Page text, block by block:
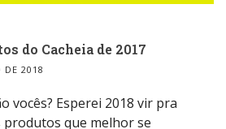
do Cacheia de 2017
DE 2018
vocês? Esperei 2018 vir pra
que melhor se